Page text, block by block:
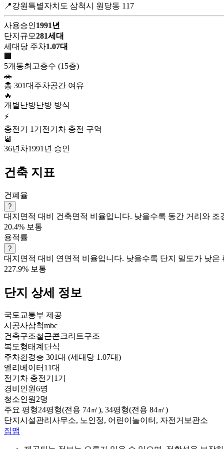
📍강원특별자치도 삼척시 원당동 117
사용승인1991년
단지규모281세대
세대당 주차1.07대
🏢
5개동최고층수 (15층)
🚗
총 301대 주차공간 여유
🔥
개별난방난방 방식
⚡
충전기 1기 전기차 충전 구역
📆
36년차1991년 승인
건축 지표
건폐율
?
대지면적 대비 건축면적 비율입니다. 낮을수록 동간 거리와 조
20.4% 보통
용적률
?
대지면적 대비 연면적 비율입니다. 낮을수록 단지 밀도가 낮은
227.9% 보통
단지 상세 정보
국토교통부 제공
시공사삼척mbc
건축구조철근콘크리트구조
복도형태계단식
주차환경총 301대 (세대당 1.07대)
엘리베이터 11대
전기차 충전기 1기
경비인원6명
청소인원2명
주요 평형24평형(전용 74㎡), 34평형(전용 84㎡)
단지시설관리사무소, 노인정, 어린이놀이터, 자전거보관소
집맵